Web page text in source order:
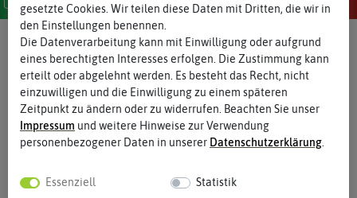
MILD SCHARF SEHR SCHARF
gesetzte Cookies. Wir teilen diese Daten mit Dritten, die wir in
den Einstellungen benennen.
Die Datenverarbeitung kann mit Einwilligung oder aufgrund
eines berechtigten Interesses erfolgen. Die Zustimmung kann
erteilt oder abgelehnt werden. Es besteht das Recht, nicht
einzuwilligen und die Einwilligung zu einem späteren
Zeitpunkt zu ändern oder zu widerrufen. Beachten Sie unser
Impressum und weitere Hinweise zur Verwendung
personenbezogener Daten in unserer Daten­schutz­erklärung
Essenziell Statistik